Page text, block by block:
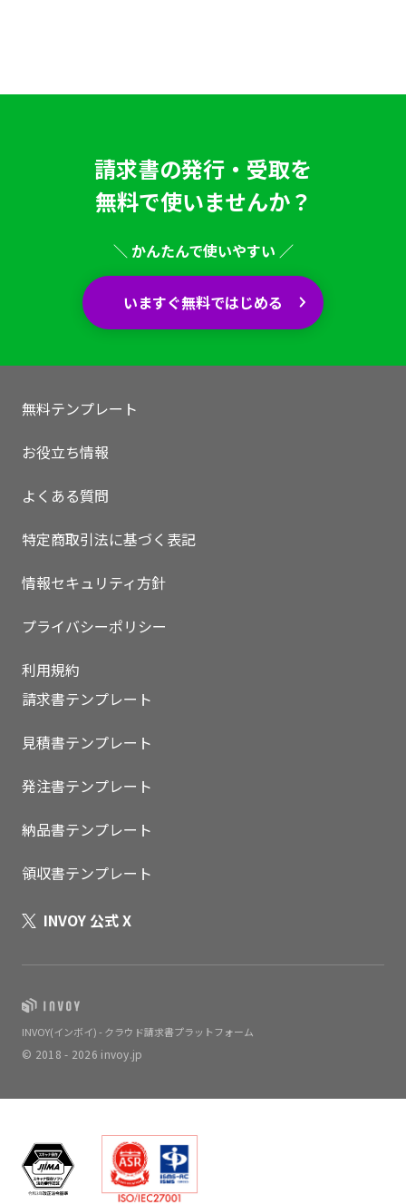
いますぐ無料登録
請求書の発行・受取を
無料で使いませんか？
＼ かんたんで使いやすい ／
いますぐ無料ではじめる
無料テンプレート
お役立ち情報
よくある質問
特定商取引法に基づく表記
情報セキュリティ方針
プライバシーポリシー
利用規約
請求書テンプレート
見積書テンプレート
発注書テンプレート
納品書テンプレート
領収書テンプレート
INVOY 公式 X
INVOY(インボイ) - クラウド請求書プラットフォーム
© 2018 - 2026 invoy.jp